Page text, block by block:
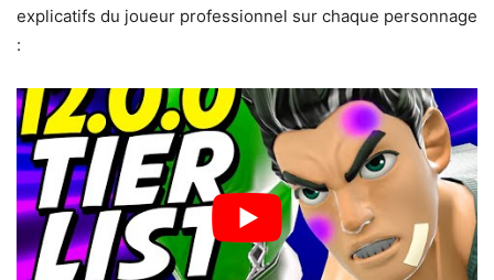
explicatifs du joueur professionnel sur chaque personnage
: